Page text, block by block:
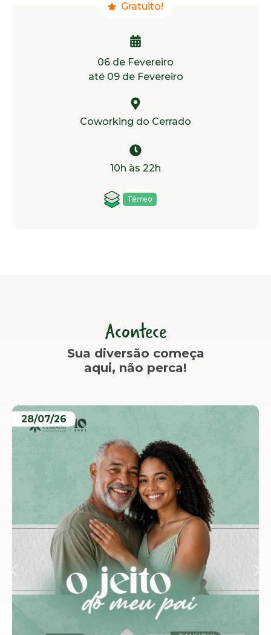
Gratuito!
06 de Fevereiro
até 09 de Fevereiro
Coworking do Cerrado
10h às 22h
Térreo
Acontece
Sua diversão começa
aqui, não perca!
28/07/26